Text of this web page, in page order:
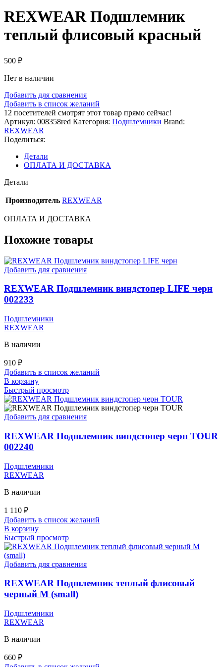
REXWEAR Подшлемник
теплый флисовый красный
500 ₽
Нет в наличии
Добавить для сравнения
Добавить в список желаний
12 посетителей смотрят этот товар прямо сейчас!
Артикул: 008358red Категория: Подшлемники Brand:
REXWEAR
Поделиться:
Детали
ОПЛАТА И ДОСТАВКА
Детали
Производитель REXWEAR
ОПЛАТА И ДОСТАВКА
Похожие товары
Добавить для сравнения
REXWEAR Подшлемник виндстопер LIFE черн
002233
Подшлемники
REXWEAR
В наличии
910 ₽
Добавить в список желаний
В корзину
Быстрый просмотр
Добавить для сравнения
REXWEAR Подшлемник виндстопер черн TOUR
002240
Подшлемники
REXWEAR
В наличии
1 110 ₽
Добавить в список желаний
В корзину
Быстрый просмотр
Добавить для сравнения
REXWEAR Подшлемник теплый флисовый
черный М (small)
Подшлемники
REXWEAR
В наличии
660 ₽